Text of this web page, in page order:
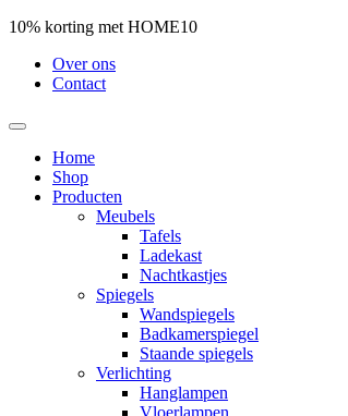
10% korting met HOME10
Over ons
Contact
Home
Shop
Producten
Meubels
Tafels
Ladekast
Nachtkastjes
Spiegels
Wandspiegels
Badkamerspiegel
Staande spiegels
Verlichting
Hanglampen
Vloerlampen